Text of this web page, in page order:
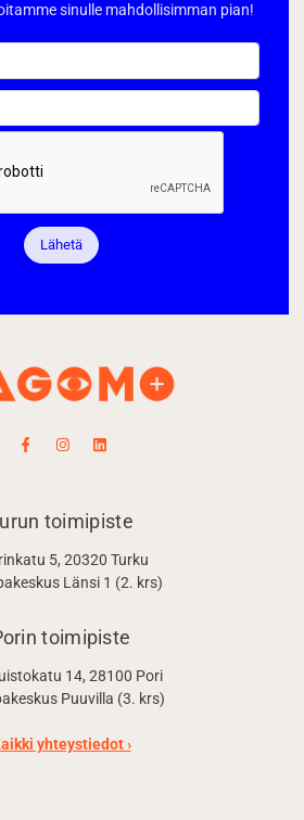
sinulle mahdollisimman pian!
Lähetä
toimipiste
5, 20320 Turku
Länsi 1 (2. krs)
toimipiste
14, 28100 Pori
Puuvilla (3. krs)
yhteystiedot ›